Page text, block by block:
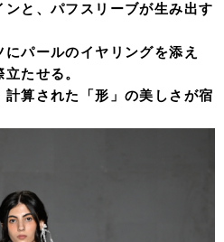
と、パフスリーブが生み出す
パールのイヤリングを添え
たせる。
計算された「形」の美しさが宿